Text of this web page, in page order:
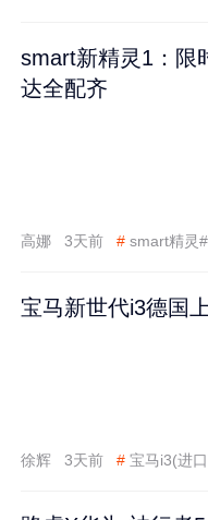
smart新精灵1：限
达全配齐
高娜 3天前 # smart精灵
宝马新世代i3德国
徐辉 3天前 # 宝马i3(进